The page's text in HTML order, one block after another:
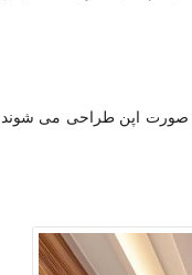
صورت اپن طراحی می شوند